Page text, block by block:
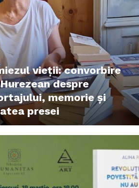
vieții: convorbire
despre
memorie și
presei